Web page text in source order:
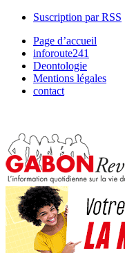
Suscription par RSS
Page d’accueil
inforoute241
Deontologie
Mentions légales
contact